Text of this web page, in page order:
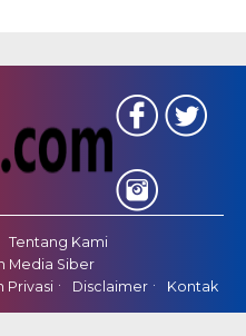
Tentang Kami
Media Siber
Privasi
Disclaimer Kontak